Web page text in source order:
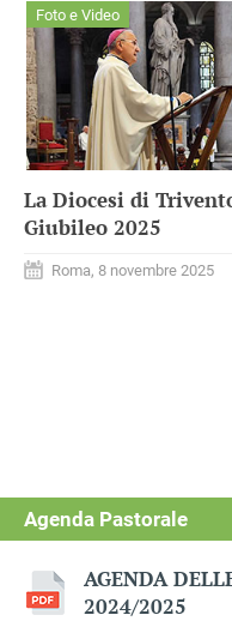
La Diocesi di
Giubileo 2025
Roma, 8 novembre 2025
Foto e Video
Agenda Pastorale
AGENDA
2024/2025